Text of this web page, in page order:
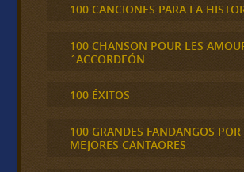
100 CANCIONES PARA LA
100 CHANSON POUR LES
´ACCORDEÓN
100 ÉXITOS
100 GRANDES FANDANGOS POR
MEJORES CANTAORES